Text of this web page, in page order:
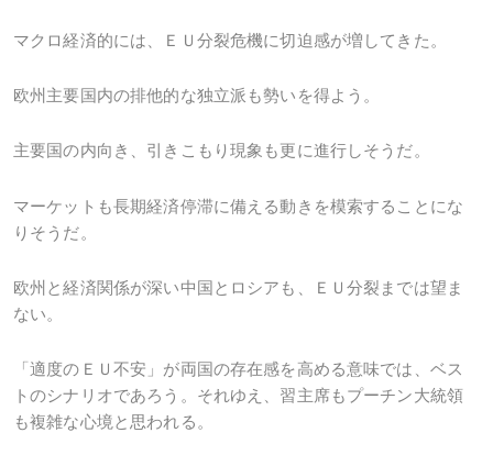
マクロ経済的には、ＥＵ分裂危機に切迫感が増してきた。
欧州主要国内の排他的な独立派も勢いを得よう。
主要国の内向き、引きこもり現象も更に進行しそうだ。
マーケットも長期経済停滞に備える動きを模索することにな
りそうだ。
欧州と経済関係が深い中国とロシアも、ＥＵ分裂までは望ま
ない。
「適度のＥＵ不安」が両国の存在感を高める意味では、ベス
トのシナリオであろう。それゆえ、習主席もプーチン大統領
も複雑な心境と思われる。